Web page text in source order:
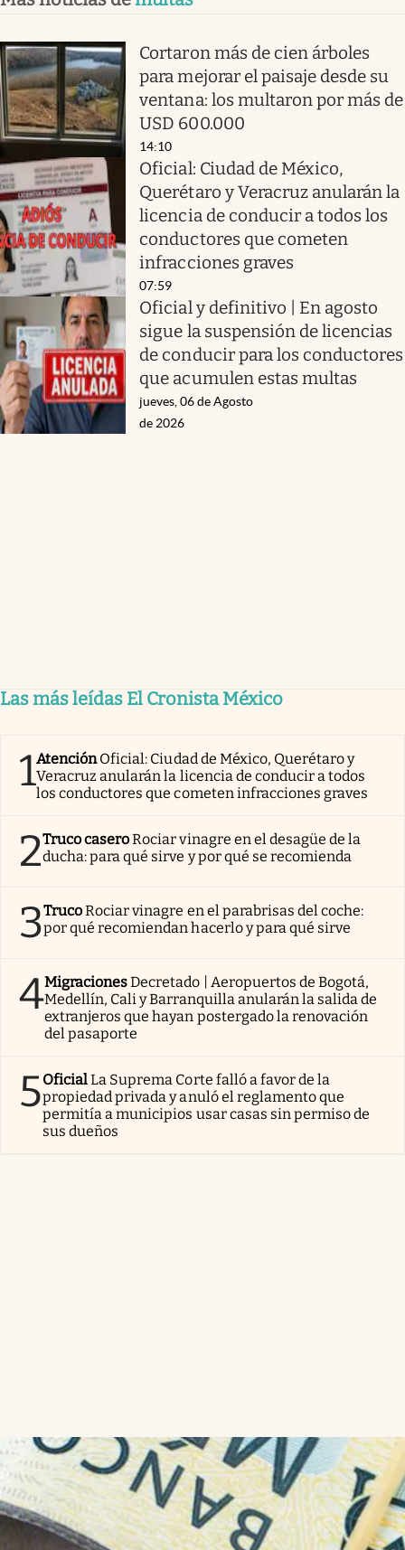
Cortaron más de cien árboles
para mejorar el paisaje desde su
ventana: los multaron por más de
USD 600.000
14:10
Oficial: Ciudad de México,
Querétaro y Veracruz anularán la
licencia de conducir a todos los
conductores que cometen
infracciones graves
07:59
Oficial y definitivo | En agosto
sigue la suspensión de licencias
de conducir para los conductores
que acumulen estas multas
jueves, 06 de Agosto
de 2026
Las más leídas El Cronista México
1AtenciónOficial: Ciudad de México, Querétaro y
Veracruz anularán la licencia de conducir a todos
los conductores que cometen infracciones graves
2Truco caseroRociar vinagre en el desagüe de la
ducha: para qué sirve y por qué se recomienda
3TrucoRociar vinagre en el parabrisas del coche:
por qué recomiendan hacerlo y para qué sirve
4MigracionesDecretado | Aeropuertos de Bogotá,
Medellín, Cali y Barranquilla anularán la salida de
extranjeros que hayan postergado la renovación
del pasaporte
5OficialLa Suprema Corte falló a favor de la
propiedad privada y anuló el reglamento que
permitía a municipios usar casas sin permiso de
sus dueños